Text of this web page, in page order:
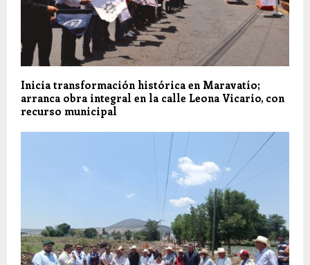
Inicia transformación histórica en Maravatío;
arranca obra integral en la calle Leona Vicario, con
recurso municipal